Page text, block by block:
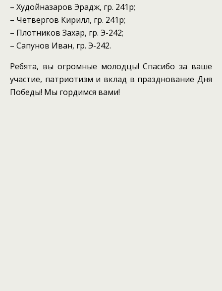
– Худойназаров Эрадж, гр. 241р;
– Четвергов Кирилл, гр. 241р;
– Плотников Захар, гр. Э-242;
– Сапунов Иван, гр. Э-242.
Ребята, вы огромные молодцы! Спасибо за ваше
участие, патриотизм и вклад в празднование Дня
Победы! Мы гордимся вами!